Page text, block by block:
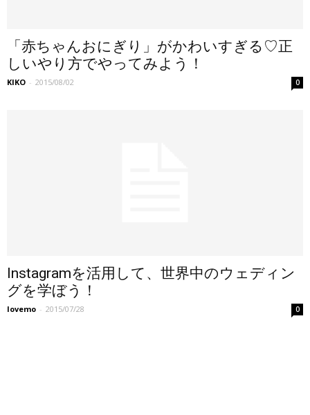
「赤ちゃんおにぎり」がかわいすぎる♡正
しいやり方でやってみよう！
KIKO - 2015/08/02 0
Instagramを活用して、世界中のウェディン
グを学ぼう！
lovemo - 2015/07/28 0